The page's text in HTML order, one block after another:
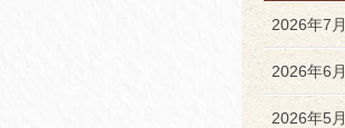
2026年7月
2026年6月
2026年5月